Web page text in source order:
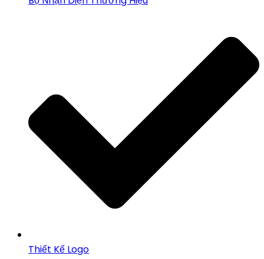
Thiết Kế Logo